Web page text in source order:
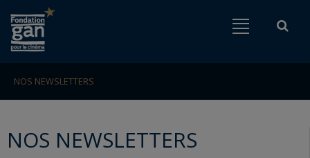
Go to content
Fondation
gan
pour
le
cinéma
NOS NEWSLETTERS
NOS NEWSLETTERS